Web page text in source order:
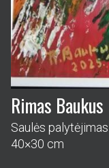
Rimas Baukus
Saulės palytėjimas
40×30 cm